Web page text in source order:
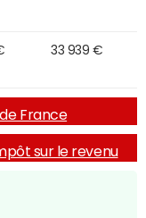
33 939 €
France
sur le revenu